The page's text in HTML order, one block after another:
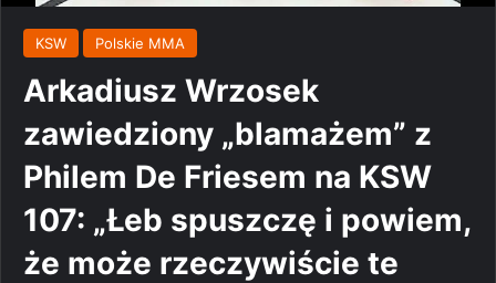
KSW Polskie MMA
Arkadiusz Wrzosek
zawiedziony „blamażem” z
Philem De Friesem na KSW
107: „Łeb spuszczę i powiem,
że może rzeczywiście te